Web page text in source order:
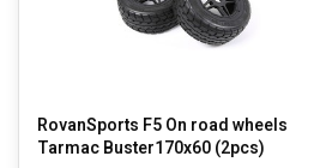
RovanSports F5 On road wheels
Tarmac Buster170x60 (2pcs)